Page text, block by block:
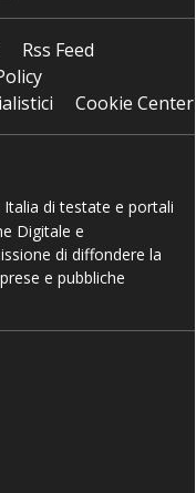
Rss Feed
Cookie Center
di testate e portali
Digitale e
di diffondere la
e pubbliche